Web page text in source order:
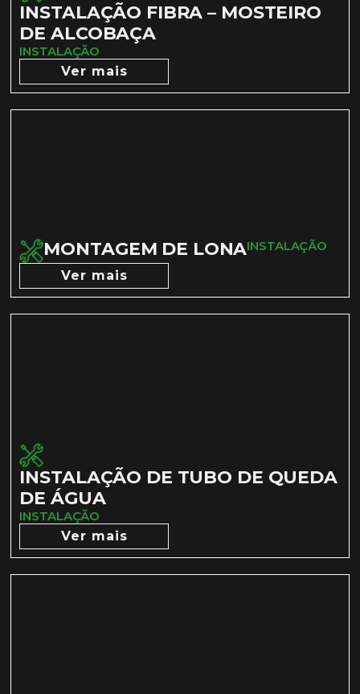
INSTALAÇÃO FIBRA – MOSTEIRO
DE ALCOBAÇA
INSTALAÇÃO
Ver mais
MONTAGEM DE LONAINSTALAÇÃO
Ver mais
INSTALAÇÃO DE TUBO DE QUEDA
DE ÁGUA
INSTALAÇÃO
Ver mais